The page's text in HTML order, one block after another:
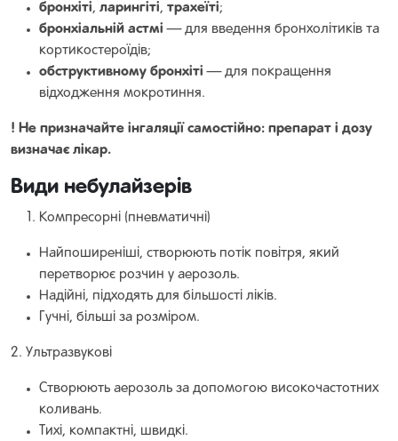
бронхіті, ларингіті, трахеїті;
бронхіальній астмі — для введення бронхолітиків та
кортикостероїдів;
обструктивному бронхіті — для покращення
відходження мокротиння.
! Не призначайте інгаляції самостійно: препарат і дозу
визначає лікар.
Види небулайзерів
Компресорні (пневматичні)
Найпоширеніші, створюють потік повітря, який
перетворює розчин у аерозоль.
Надійні, підходять для більшості ліків.
Гучні, більші за розміром.
2. Ультразвукові
Створюють аерозоль за допомогою високочастотних
коливань.
Тихі, компактні, швидкі.